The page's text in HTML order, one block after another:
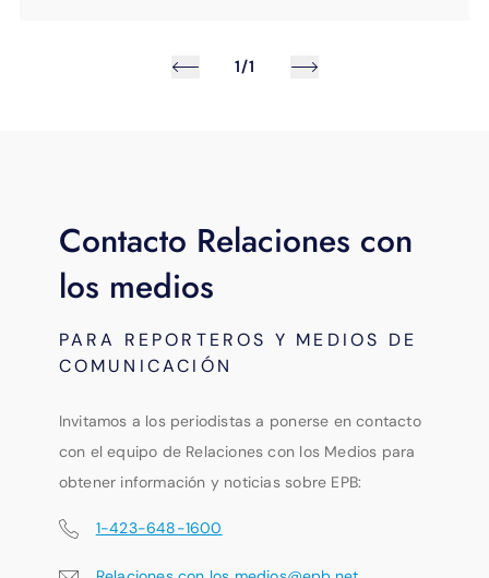
1/1
Contacto Relaciones con
los medios
PARA REPORTEROS Y MEDIOS DE
COMUNICACIÓN
Invitamos a los periodistas a ponerse en contacto
con el equipo de Relaciones con los Medios para
obtener información y noticias sobre EPB:
1-423-648-1600